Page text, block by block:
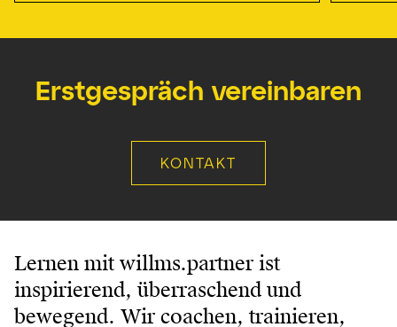
Erstgespräch vereinbaren
KONTAKT
Lernen mit willms.partner ist
inspirierend, überraschend und
bewegend. Wir coachen, trainieren,